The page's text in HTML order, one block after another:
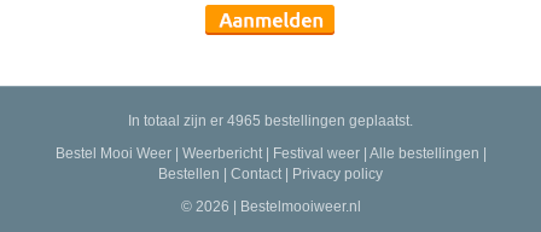
In totaal zijn er 4965 bestellingen geplaatst.
Bestel Mooi Weer| Weerbericht| Festival weer| Alle bestellingen
Bestellen
Contact
Privacy policy
© 2026 | Bestelmooiweer.nl